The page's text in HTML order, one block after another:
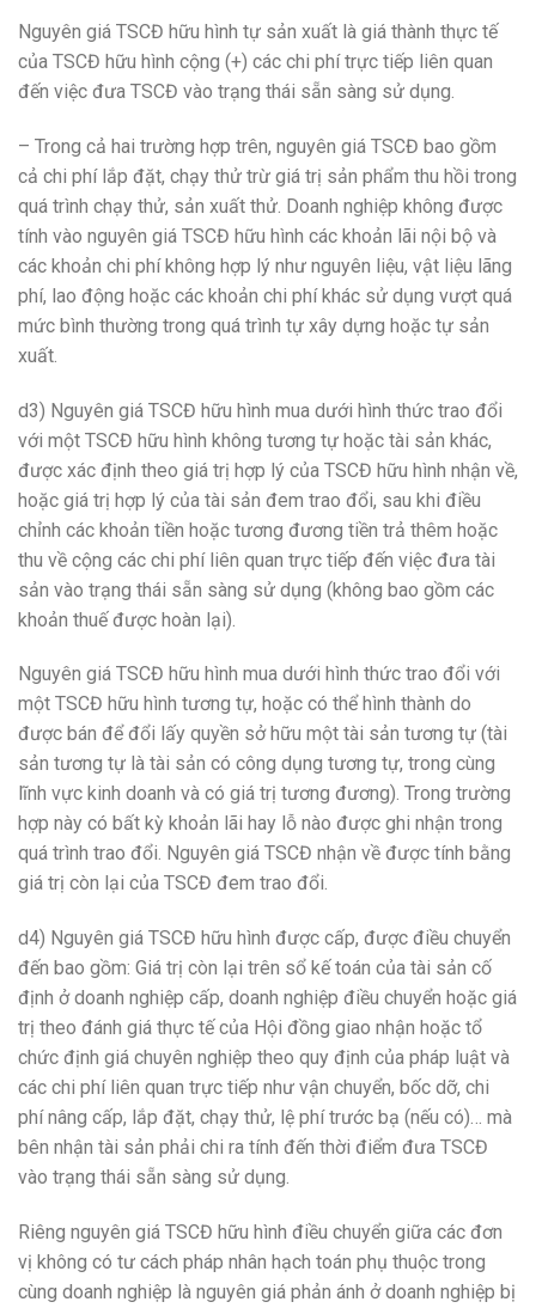
Nguyên giá TSCĐ hữu hình tự sản xuất là giá thành thực tế
của TSCĐ hữu hình cộng (+) các chi phí trực tiếp liên quan
đến việc đưa TSCĐ vào trạng thái sẵn sàng sử dụng.
– Trong cả hai trường hợp trên, nguyên giá TSCĐ bao gồm
cả chi phí lắp đặt, chạy thử trừ giá trị sản phẩm thu hồi trong
quá trình chạy thử, sản xuất thử. Doanh nghiệp không được
tính vào nguyên giá TSCĐ hữu hình các khoản lãi nội bộ và
các khoản chi phí không hợp lý như nguyên liệu, vật liệu lãng
phí, lao động hoặc các khoản chi phí khác sử dụng vượt quá
mức bình thường trong quá trình tự xây dựng hoặc tự sản
xuất.
d3) Nguyên giá TSCĐ hữu hình mua dưới hình thức trao đổi
với một TSCĐ hữu hình không tương tự hoặc tài sản khác,
được xác định theo giá trị hợp lý của TSCĐ hữu hình nhận về,
hoặc giá trị hợp lý của tài sản đem trao đổi, sau khi điều
chỉnh các khoản tiền hoặc tương đương tiền trả thêm hoặc
thu về cộng các chi phí liên quan trực tiếp đến việc đưa tài
sản vào trạng thái sẵn sàng sử dụng (không bao gồm các
khoản thuế được hoàn lại).
Nguyên giá TSCĐ hữu hình mua dưới hình thức trao đổi với
một TSCĐ hữu hình tương tự, hoặc có thể hình thành do
được bán để đổi lấy quyền sở hữu một tài sản tương tự (tài
sản tương tự là tài sản có công dụng tương tự, trong cùng
lĩnh vực kinh doanh và có giá trị tương đương). Trong trường
hợp này có bất kỳ khoản lãi hay lỗ nào được ghi nhận trong
quá trình trao đổi. Nguyên giá TSCĐ nhận về được tính bằng
giá trị còn lại của TSCĐ đem trao đổi.
d4) Nguyên giá TSCĐ hữu hình được cấp, được điều chuyển
đến bao gồm: Giá trị còn lại trên sổ kế toán của tài sản cố
định ở doanh nghiệp cấp, doanh nghiệp điều chuyển hoặc giá
trị theo đánh giá thực tế của Hội đồng giao nhận hoặc tổ
chức định giá chuyên nghiệp theo quy định của pháp luật và
các chi phí liên quan trực tiếp như vận chuyển, bốc dỡ, chi
phí nâng cấp, lắp đặt, chạy thử, lệ phí trước bạ (nếu có)… mà
bên nhận tài sản phải chi ra tính đến thời điểm đưa TSCĐ
vào trạng thái sẵn sàng sử dụng.
Riêng nguyên giá TSCĐ hữu hình điều chuyển giữa các đơn
vị không có tư cách pháp nhân hạch toán phụ thuộc trong
cùng doanh nghiệp là nguyên giá phản ánh ở doanh nghiệp bị